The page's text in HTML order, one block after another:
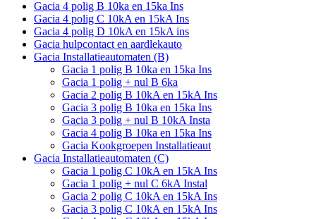
Gacia 4 polig B 10ka en 15ka Ins
Gacia 4 polig C 10kA en 15kA Ins
Gacia 4 polig D 10kA en 15kA ins
Gacia hulpcontact en aardlekauto
Gacia Installatieautomaten (B)
Gacia 1 polig B 10ka en 15ka Ins
Gacia 1 polig + nul B 6ka
Gacia 2 polig B 10kA en 15kA Ins
Gacia 3 polig B 10ka en 15ka Ins
Gacia 3 polig + nul B 10kA Insta
Gacia 4 polig B 10ka en 15ka Ins
Gacia Kookgroepen Installatieaut
Gacia Installatieautomaten (C)
Gacia 1 polig C 10kA en 15kA Ins
Gacia 1 polig + nul C 6kA Instal
Gacia 2 polig C 10kA en 15kA Ins
Gacia 3 polig C 10kA en 15kA Ins